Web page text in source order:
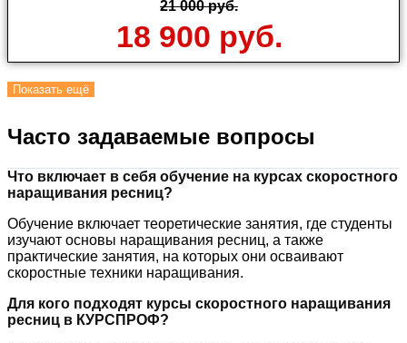
21 000 руб.
18 900 руб.
Показать ещё
Часто задаваемые вопросы
Что включает в себя обучение на курсах скоростного
наращивания ресниц?
Обучение включает теоретические занятия, где студенты
изучают основы наращивания ресниц, а также
практические занятия, на которых они осваивают
скоростные техники наращивания.
Для кого подходят курсы скоростного наращивания
ресниц в КУРСПРОФ?